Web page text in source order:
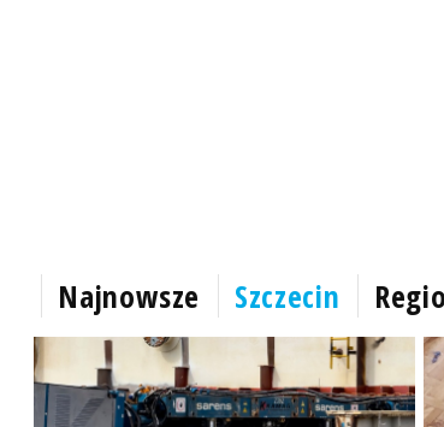
Najnowsze Szczecin